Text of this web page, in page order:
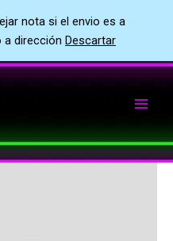
nota si el envio es a
a dirección Descartar